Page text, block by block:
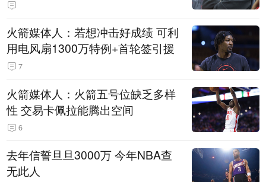
火箭媒体人：若想冲击好成绩 可利
用电风扇1300万特例+首轮签引援
7
火箭媒体人：火箭五号位缺乏多样
性 交易卡佩拉能腾出空间
6
去年信誓旦旦3000万 今年NBA查
无此人